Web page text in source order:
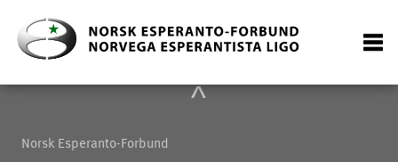
^
Norsk Esperanto-Forbund